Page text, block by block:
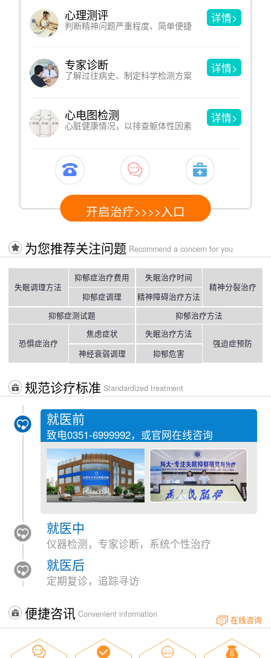
心理测评
判断精神问题严重程度、简单便捷
详情>
专家诊断
了解过往病史、制定科学检测方案
详情>
心电图检测
心脏健康情况，以排查躯体性因素
详情>
开启治疗>>>>入口
为您推荐关注问题 Recommend a concern for you
失眠调理方法
抑郁症治疗费用
抑郁症调理
失眠治疗时间
精神障碍治疗方法
精神分裂治疗
抑郁症测试题 抑郁治疗方法
恐惧症治疗
焦虑症状
神经衰弱调理
失眠治疗方法
抑郁危害
强迫症预防
规范诊疗标准 Standardized treatment
就医前
致电0351-6999992，或官网在线咨询
就医中
仪器检测，专家诊断，系统个性治疗
就医后
定期复诊，追踪寻访
便捷咨讯 Convenient information
在线咨询